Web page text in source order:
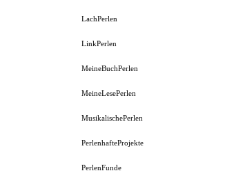
LachPerlen
LinkPerlen
MeineBuchPerlen
MeineLesePerlen
MusikalischePerlen
PerlenhafteProjekte
PerlenFunde